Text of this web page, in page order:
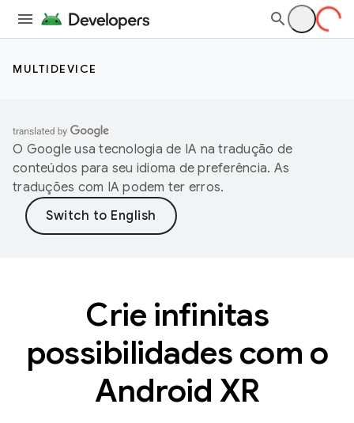
MULTIDEVICE
O Google usa tecnologia de IA na tradução de
conteúdos para seu idioma de preferência. As
traduções com IA podem ter erros.
Crie infinitas
possibilidades com o
Android XR